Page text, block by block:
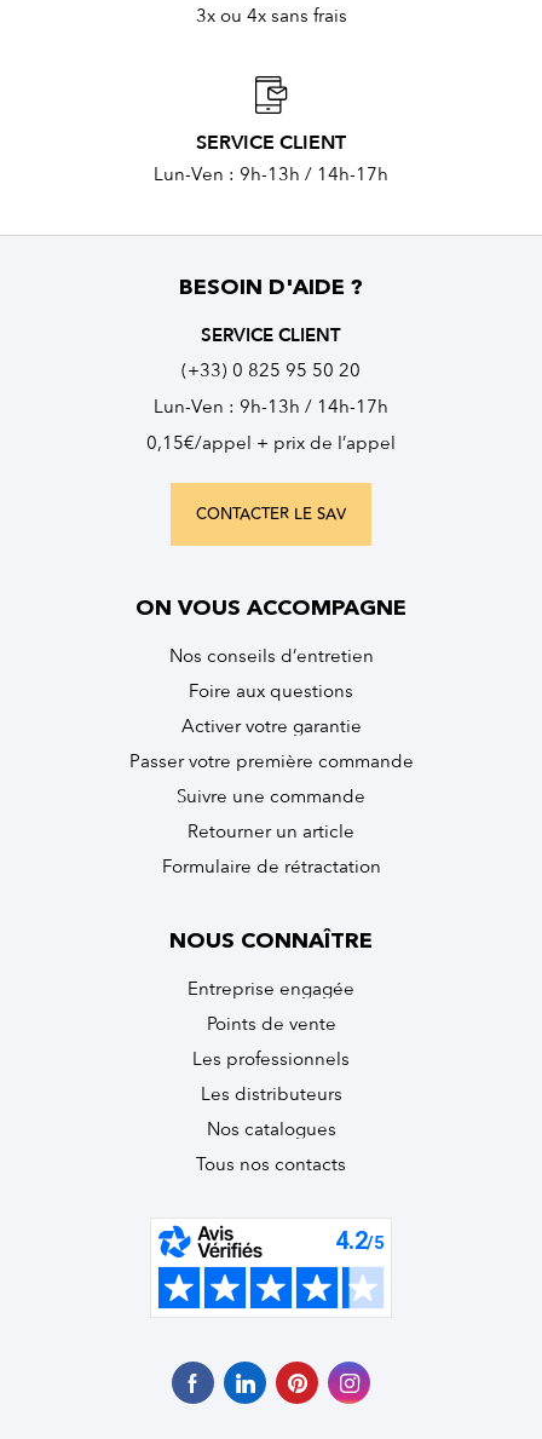
3x ou 4x sans frais
SERVICE CLIENT
Lun-Ven : 9h-13h / 14h-17h
BESOIN D'AIDE ?
SERVICE CLIENT
(+33) 0 825 95 50 20
Lun-Ven : 9h-13h / 14h-17h
0,15€/appel + prix de l’appel
CONTACTER LE SAV
ON VOUS ACCOMPAGNE
Nos conseils d’entretien
Foire aux questions
Activer votre garantie
Passer votre première commande
Suivre une commande
Retourner un article
Formulaire de rétractation
NOUS CONNAÎTRE
Entreprise engagée
Points de vente
Les professionnels
Les distributeurs
Nos catalogues
Tous nos contacts